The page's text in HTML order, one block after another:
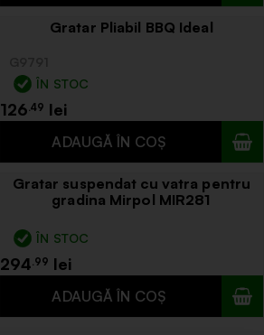
Gratar Pliabil BBQ Ideal
ÎN STOC
126.49
Gratar suspendat cu vatra pentru
gradina Mirpol MIR281
ÎN STOC
294.99